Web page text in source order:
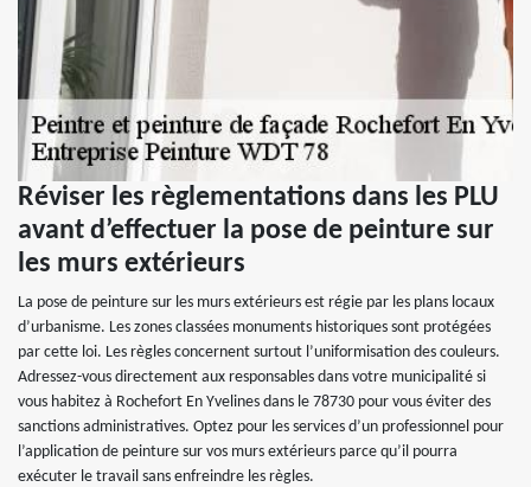
Réviser les règlementations dans les PLU
avant d’effectuer la pose de peinture sur
les murs extérieurs
La pose de peinture sur les murs extérieurs est régie par les plans locaux
d’urbanisme. Les zones classées monuments historiques sont protégées
par cette loi. Les règles concernent surtout l’uniformisation des couleurs.
Adressez-vous directement aux responsables dans votre municipalité si
vous habitez à Rochefort En Yvelines dans le 78730 pour vous éviter des
sanctions administratives. Optez pour les services d’un professionnel pour
l’application de peinture sur vos murs extérieurs parce qu’il pourra
exécuter le travail sans enfreindre les règles.